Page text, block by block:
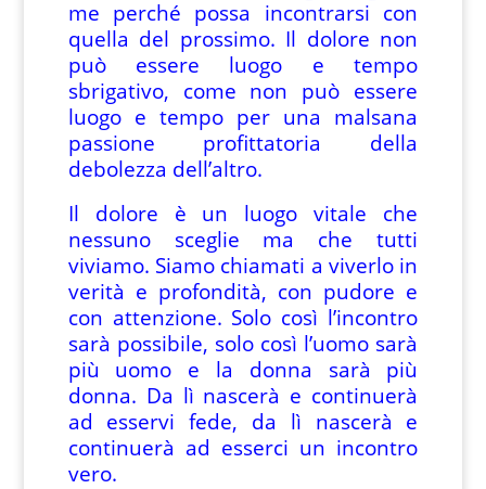
me perché possa incontrarsi con
quella del prossimo. Il dolore non
può essere luogo e tempo
sbrigativo, come non può essere
luogo e tempo per una malsana
passione profittatoria della
debolezza dell’altro.
Il dolore è un luogo vitale che
nessuno sceglie ma che tutti
viviamo. Siamo chiamati a viverlo in
verità e profondità, con pudore e
con attenzione. Solo così l’incontro
sarà possibile, solo così l’uomo sarà
più uomo e la donna sarà più
donna. Da lì nascerà e continuerà
ad esservi fede, da lì nascerà e
continuerà ad esserci un incontro
vero.